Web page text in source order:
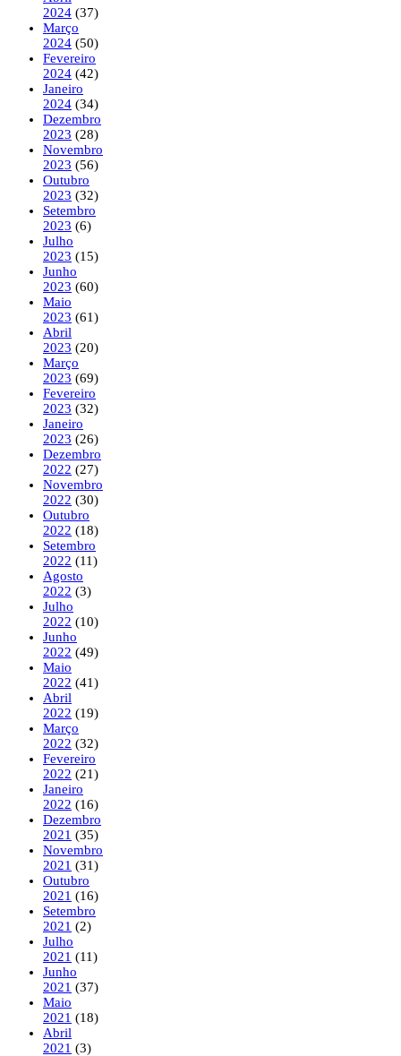
2024 (37)
Março
2024 (50)
Fevereiro
2024 (42)
Janeiro
2024 (34)
Dezembro
2023 (28)
Novembro
2023 (56)
Outubro
2023 (32)
Setembro
2023 (6)
Julho
2023 (15)
Junho
2023 (60)
Maio
2023 (61)
Abril
2023 (20)
Março
2023 (69)
Fevereiro
2023 (32)
Janeiro
2023 (26)
Dezembro
2022 (27)
Novembro
2022 (30)
Outubro
2022 (18)
Setembro
2022 (11)
Agosto
2022 (3)
Julho
2022 (10)
Junho
2022 (49)
Maio
2022 (41)
Abril
2022 (19)
Março
2022 (32)
Fevereiro
2022 (21)
Janeiro
2022 (16)
Dezembro
2021 (35)
Novembro
2021 (31)
Outubro
2021 (16)
Setembro
2021 (2)
Julho
2021 (11)
Junho
2021 (37)
Maio
2021 (18)
Abril
2021 (3)